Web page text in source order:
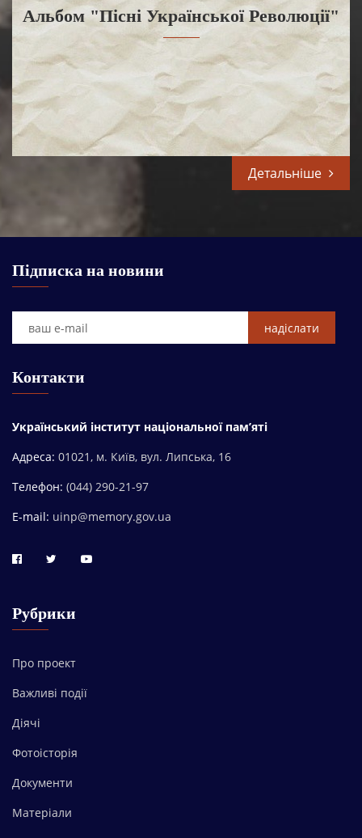
Альбом "Пісні Української Революції"
Детальніше
Підписка на новини
Контакти
Український інститут національної пам’яті
Адреса: 01021, м. Київ, вул. Липська, 16
Телефон: (044) 290-21-97
Е-mail: uinp@memory.gov.ua
Рубрики
Про проект
Важливі події
Діячі
Фотоісторія
Документи
Матеріали